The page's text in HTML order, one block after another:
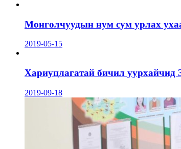
Монголчуудын нум сум урлах
2019-05-15
Хариуцлагатай бичил уурхайчид
2019-09-18